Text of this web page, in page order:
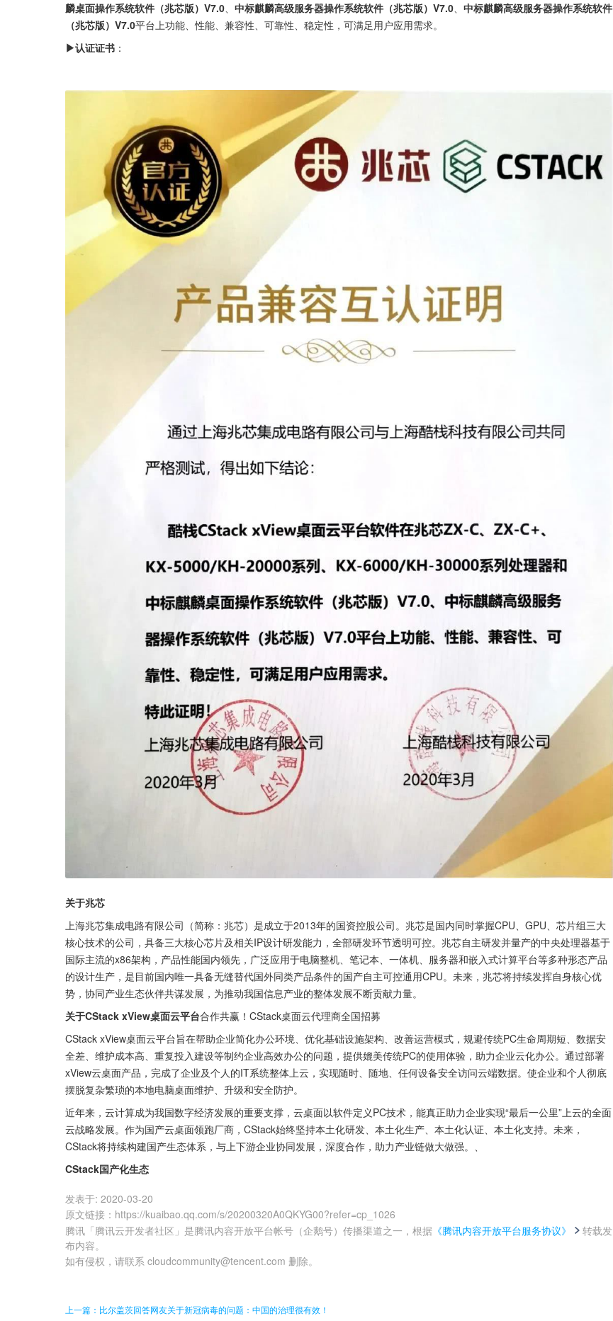
麟桌面操作系统软件（兆芯版）V7.0、 中标麒麟高级服务器操作系统软件（兆芯版）V7.0、 中标麒麟高级服务器操作系统软件
（兆芯版）V7.0平台上功能、性能、兼容性、可靠性、稳定性，可满足用户应用需求。
▶认证证书 ：
关于兆芯
上海兆芯集成电路有限公司（简称：兆芯）是成立于2013年的国资控股公司。兆芯是国内同时掌握CPU、GPU、芯片组三大
核心技术的公司，具备三大核心芯片及相关IP设计研发能力，全部研发环节透明可控。兆芯自主研发并量产的中央处理器基于
国际主流的x86架构，产品性能国内领先，广泛应用于电脑整机、笔记本、一体机、服务器和嵌入式计算平台等多种形态产品
的设计生产，是目前国内唯一具备无缝替代国外同类产品条件的国产自主可控通用CPU。未来，兆芯将持续发挥自身核心优
势，协同产业生态伙伴共谋发展，为推动我国信息产业的整体发展不断贡献力量。
关于CStack xView桌面云平台合作共赢！CStack桌面云代理商全国招募
CStack xView桌面云平台旨在帮助企业简化办公环境、优化基础设施架构、改善运营模式，规避传统PC生命周期短、数据安
全差、维护成本高、重复投入建设等制约企业高效办公的问题，提供媲美传统PC的使用体验，助力企业云化办公。通过部署
xView云桌面产品，完成了企业及个人的IT系统整体上云，实现随时、随地、任何设备安全访问云端数据。使企业和个人彻底
摆脱复杂繁琐的本地电脑桌面维护、升级和安全防护。
近年来，云计算成为我国数字经济发展的重要支撑，云桌面以软件定义PC技术，能真正助力企业实现“最后一公里”上云的全面
云战略发展。作为国产云桌面领跑厂商，CStack始终坚持本土化研发、本土化生产、本土化认证、本土化支持。未来，
CStack将持续构建国产生态体系，与上下游企业协同发展，深度合作，助力产业链做大做强。、
CStack国产化生态
发表于: 2020-03-20
原文链接 ： https://kuaibao.qq.com/s/20200320A0QKYG00?refer=cp_1026
腾讯「腾讯云开发者社区」是腾讯内容开放平台帐号（企鹅号）传播渠道之一，根据 《腾讯内容开放平台服务协议》
转载发
布内容。
如有侵权，请联系 cloudcommunity@tencent.com 删除。
上一篇：比尔盖茨回答网友关于新冠病毒的问题：中国的治理很有效！